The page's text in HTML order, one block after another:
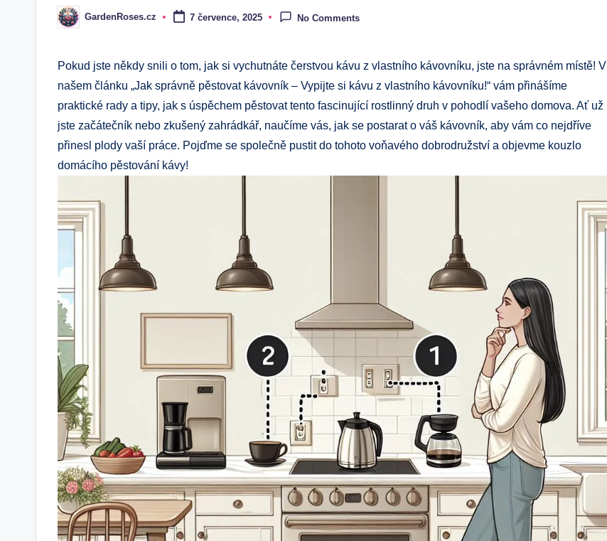
Posted
by
GardenRoses.cz 7 července, 2025 No Comments
Pokud jste někdy snili o tom, ‌jak si vychutnáte ​čerstvou kávu z vlastního kávovníku, jste na​ správném místě! V
našem článku „Jak správně pěstovat ​kávovník – ​Vypijte​ si kávu z vlastního kávovníku!“ vám přinášíme⁣
praktické rady a tipy,⁢ jak⁣ s ⁤úspěchem pěstovat ⁤tento⁤ fascinující rostlinný druh v pohodlí vašeho domova.⁤ Ať už
jste začátečník nebo zkušený zahrádkář, naučíme vás, jak se postarat‍ o váš kávovník, aby vám co nejdříve⁤
přinesl plody⁤ vaší práce. Pojďme se společně ⁢pustit do⁣ tohoto voňavého dobrodružství ​a objevme⁣ kouzlo
domácího pěstování kávy!